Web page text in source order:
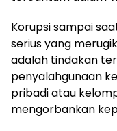
‎Korupsi sampai
serius yang
adalah tindakan
penyalahgunaan
pribadi atau
mengorbankan